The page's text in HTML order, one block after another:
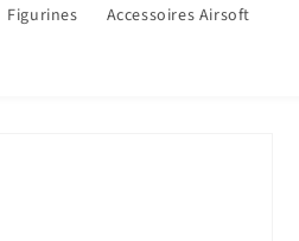
Figurines Accessoires Airsoft